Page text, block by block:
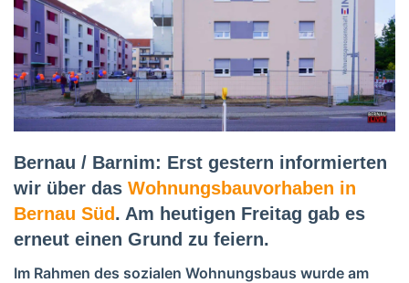
Bernau / Barnim: Erst gestern informierten
wir über das Wohnungsbauvorhaben in
Bernau Süd. Am heutigen Freitag gab es
erneut einen Grund zu feiern.
Im Rahmen des sozialen Wohnungsbaus wurde am